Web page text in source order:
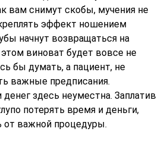
вам снимут скобы, мучения не
эффект ношением
начнут возвращаться на
виноват будет вовсе не
бы думать, а пациент, не
важные предписания.
здесь неуместна. Заплатив
потерять время и деньги,
от важной процедуры.